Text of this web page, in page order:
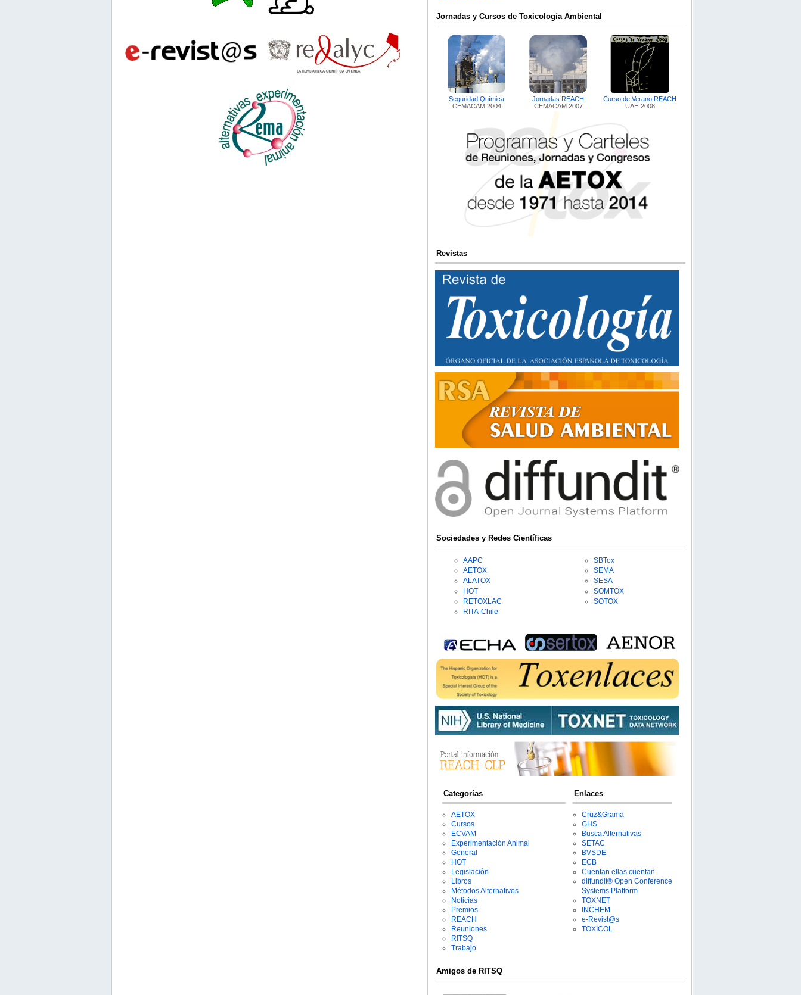
Jornadas y Cursos de Toxicología Ambiental
Seguridad Química
CEMACAM 2004
Jornadas REACH
CEMACAM 2007
Curso de Verano REACH
UAH 2008
Revistas
Sociedades y Redes Científicas
AAPC
AETOX
ALATOX
HOT
RETOXLAC
RITA-Chile
SBTox
SEMA
SESA
SOMTOX
SOTOX
Categorías
AETOX
Cursos
ECVAM
Experimentación Animal
General
HOT
Legislación
Libros
Métodos Alternativos
Noticias
Premios
REACH
Reuniones
RITSQ
Trabajo
Enlaces
Cruz&Grama
GHS
Busca Alternativas
SETAC
BVSDE
ECB
Cuentan ellas cuentan
diffundit® Open Conference
Systems Platform
TOXNET
INCHEM
e-Revist@s
TOXICOL
Amigos de RITSQ